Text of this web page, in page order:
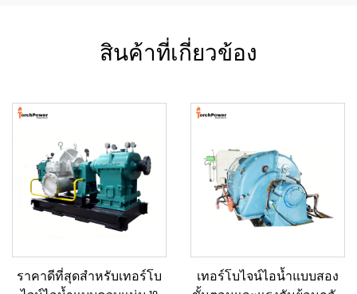
สินค้าที่เกี่ยวข้อง
ราคาดีที่สุดสำหรับเทอร์โบ
เทอร์โบไจน์ไอน้ำแบบสอง